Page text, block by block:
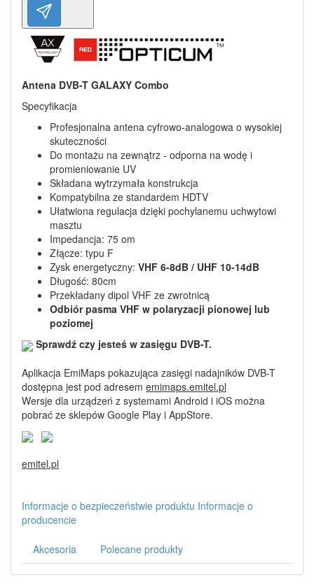
Antena DVB-T GALAXY Combo
Specyfikacja
Profesjonalna antena cyfrowo-analogowa o wysokiej
skuteczności
Do montażu na zewnątrz - odporna na wodę i
promieniowanie UV
Składana wytrzymała konstrukcja
Kompatybilna ze standardem HDTV
Ułatwiona regulacja dzięki pochylanemu uchwytowi
masztu
Impedancja: 75 om
Złącze: typu F
Zysk energetyczny: VHF 6-8dB / UHF 10-14dB
Długość: 80cm
Przekładany dipol VHF ze zwrotnicą
Odbiór pasma VHF w polaryzacji pionowej lub
poziomej
Sprawdź czy jesteś w zasięgu DVB-T.
Aplikacja EmiMaps pokazująca zasięgi nadajników DVB-T
dostępna jest pod adresem emimaps.emitel.pl
Wersje dla urządzeń z systemami Android i iOS można
pobrać ze sklepów Google Play i AppStore.
emitel.pl
Informacje o bezpieczeństwie produktu Informacje o
producencie
Akcesoria Polecane produkty